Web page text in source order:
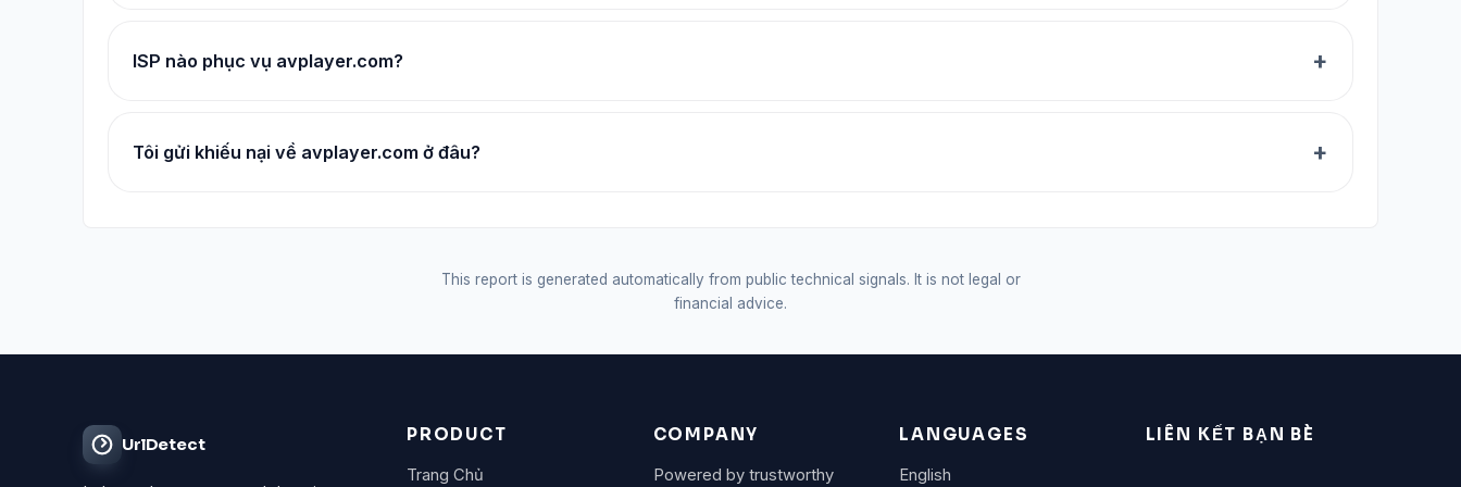
ISP nào phục vụ avplayer.com?
Tôi gửi khiếu nại về avplayer.com ở đâu?
This report is generated automatically from public technical signals. It is not legal or
financial advice.
UrlDetect PRODUCT
Trang Chủ
COMPANY
Powered by trustworthy
LANGUAGES
English
LIÊN KẾT BẠN BÈ